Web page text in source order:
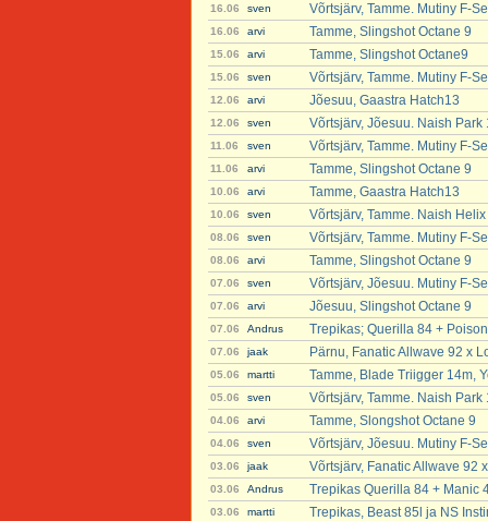
16.06 sven Võrtsjärv, Tamme. Mutiny F-
16.06 arvi Tamme, Slingshot Octane 9
15.06 arvi Tamme, Slingshot Octane9
15.06 sven Võrtsjärv, Tamme. Mutiny F-
12.06 arvi Jõesuu, Gaastra Hatch13
12.06 sven Võrtsjärv, Jõesuu. Naish Park
11.06 sven Võrtsjärv, Tamme. Mutiny F-
11.06 arvi Tamme, Slingshot Octane 9
10.06 arvi Tamme, Gaastra Hatch13
10.06 sven Võrtsjärv, Tamme. Naish
08.06 sven Võrtsjärv, Tamme. Mutiny F-
08.06 arvi Tamme, Slingshot Octane 9
07.06 sven Võrtsjärv, Jõesuu. Mutiny F-
07.06 arvi Jõesuu, Slingshot Octane 9
07.06 Andrus Trepikas; Querilla 84 +
07.06 jaak Pärnu, Fanatic Allwave 92 x
05.06 martti Tamme, Blade Triigger 14m,
05.06 sven Võrtsjärv, Tamme. Naish Park
04.06 arvi Tamme, Slongshot Octane 9
04.06 sven Võrtsjärv, Jõesuu. Mutiny F-
03.06 jaak Võrtsjärv, Fanatic Allwave 92
03.06 Andrus Trepikas Querilla 84 + Manic
03.06 martti Trepikas, Beast 85l ja NS